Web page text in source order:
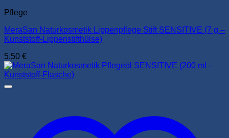
Pflege
MeraSan Naturkosmetik Lippenpflege Stift SENSITIVE (7 g –
Kunststoff-Lippenstifthülse)
5,50 €